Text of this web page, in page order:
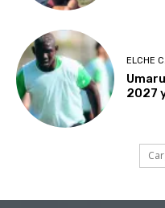
ELCHE
2027